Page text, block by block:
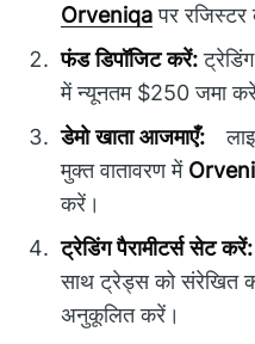
Orveniqaपर रजिस्टर
फंड डिपॉजिट करें:
में न्यूनतम $250 जमा
डेमो खाता आजमाएँ:
मुक्त वातावरण में
करें।
ट्रेडिंग पैरामीटर्स सेट करें:
साथ ट्रेड्स को संरेखित
अनुकूलित करें।